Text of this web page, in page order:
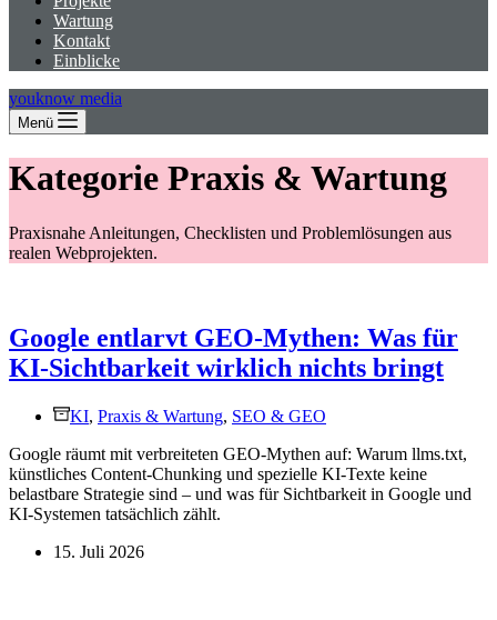
Wartung
Kontakt
Einblicke
youknow media
Menü
Kategorie Praxis & Wartung
Praxisnahe Anleitungen, Checklisten und Problemlösungen aus
realen Webprojekten.
Google entlarvt GEO-Mythen: Was für
KI-Sichtbarkeit wirklich nichts bringt
KI, Praxis & Wartung, SEO & GEO
Google räumt mit verbreiteten GEO-Mythen auf: Warum llms.txt,
künstliches Content-Chunking und spezielle KI-Texte keine
belastbare Strategie sind – und was für Sichtbarkeit in Google und
KI-Systemen tatsächlich zählt.
15. Juli 2026